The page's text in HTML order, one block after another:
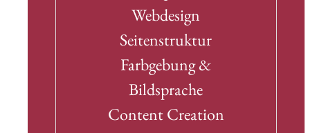
Webdesign
Seitenstruktur
Farbgebung &
Bildsprache
Content Creation